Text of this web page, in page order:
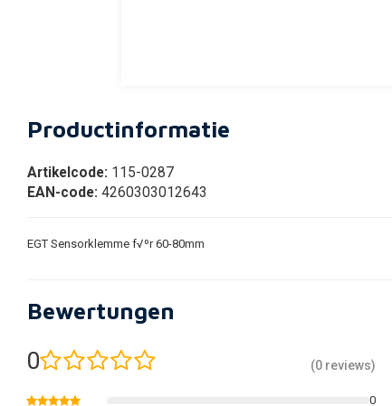
Productinformatie
Artikelcode: 115-0287
EAN-code: 4260303012643
EGT Sensorklemme f√ºr 60-80mm
Bewertungen
0 (0 reviews)
0